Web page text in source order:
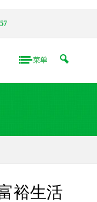
裕生活